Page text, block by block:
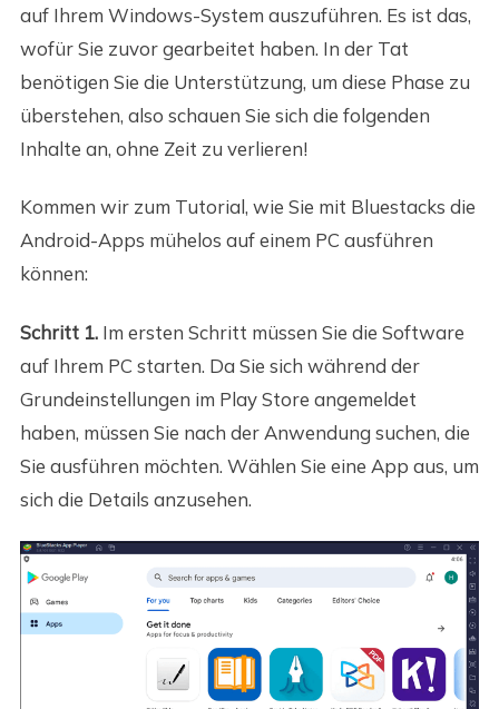
auf Ihrem Windows-System auszuführen. Es ist das,
wofür Sie zuvor gearbeitet haben. In der Tat
benötigen Sie die Unterstützung, um diese Phase zu
überstehen, also schauen Sie sich die folgenden
Inhalte an, ohne Zeit zu verlieren!
Kommen wir zum Tutorial, wie Sie mit Bluestacks die
Android-Apps mühelos auf einem PC ausführen
können:
Schritt 1.Im ersten Schritt müssen Sie die Software
auf Ihrem PC starten. Da Sie sich während der
Grundeinstellungen im Play Store angemeldet
haben, müssen Sie nach der Anwendung suchen, die
Sie ausführen möchten. Wählen Sie eine App aus, um
sich die Details anzusehen.